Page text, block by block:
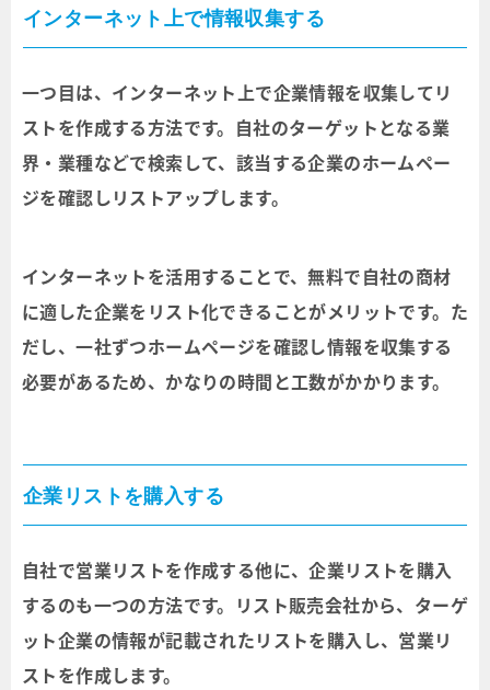
インターネット上で情報収集する
一つ目は、インターネット上で企業情報を収集してリ
ストを作成する方法です。自社のターゲットとなる業
界・業種などで検索して、該当する企業のホームペー
ジを確認しリストアップします。
インターネットを活用することで、無料で自社の商材
に適した企業をリスト化できることがメリットです。た
だし、一社ずつホームページを確認し情報を収集する
必要があるため、かなりの時間と工数がかかります。
企業リストを購入する
自社で営業リストを作成する他に、企業リストを購入
するのも一つの方法です。リスト販売会社から、ターゲ
ット企業の情報が記載されたリストを購入し、営業リ
ストを作成します。